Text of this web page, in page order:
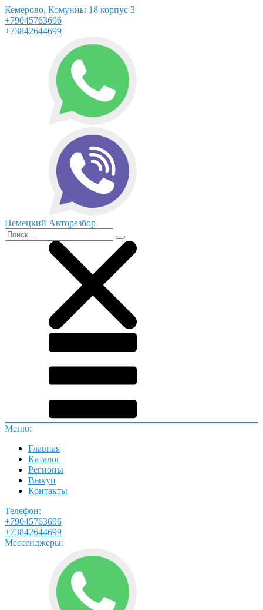
Кемерово, Комунны 18 корпус 3
+79045763696
+73842644699
Немецкий Авторазбор
Меню:
Главная
Каталог
Регионы
Выкуп
Контакты
Телефон:
+79045763696
+73842644699
Мессенджеры: